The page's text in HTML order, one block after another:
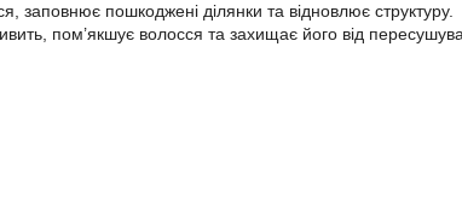
заповнює пошкоджені ділянки та відновлює структуру.
пом’якшує волосся та захищає його від